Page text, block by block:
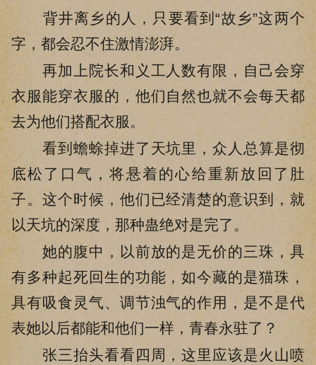
背井离乡的人，只要看到“故乡”这两个
字，都会忍不住激情澎湃。
再加上院长和义工人数有限，自己会穿
衣服能穿衣服的，他们自然也就不会每天都
去为他们搭配衣服。
看到蟾蜍掉进了天坑里，众人总算是彻
底松了口气，将悬着的心给重新放回了肚
子。这个时候，他们已经清楚的意识到，就
以天坑的深度，那种蛊绝对是完了。
她的腹中，以前放的是无价的三珠，具
有多种起死回生的功能，如今藏的是猫珠，
具有吸食灵气、调节浊气的作用，是不是代
表她以后都能和他们一样，青春永驻了？
张三抬头看看四周，这里应该是火山喷